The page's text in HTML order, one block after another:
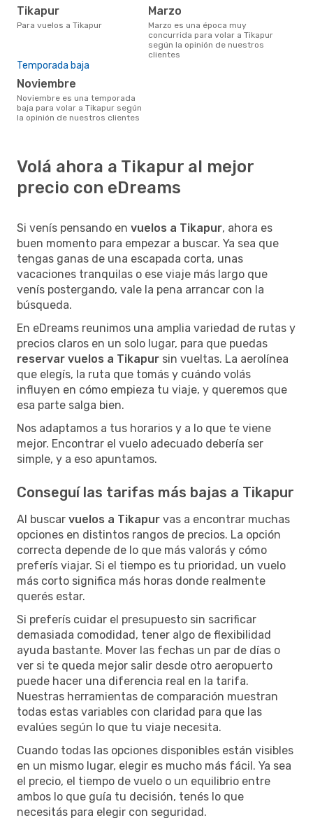
Tikapur
Para vuelos a Tikapur
marzo
marzo es una época muy
concurrida para volar a Tikapur
según la opinión de nuestros
clientes
Temporada baja
noviembre
noviembre es una temporada
baja para volar a Tikapur según
la opinión de nuestros clientes
Volá ahora a Tikapur al mejor
precio con eDreams
Si venís pensando en vuelos a Tikapur, ahora es
buen momento para empezar a buscar. Ya sea que
tengas ganas de una escapada corta, unas
vacaciones tranquilas o ese viaje más largo que
venís postergando, vale la pena arrancar con la
búsqueda.
En eDreams reunimos una amplia variedad de rutas y
precios claros en un solo lugar, para que puedas
reservar vuelos a Tikapur sin vueltas. La aerolínea
que elegís, la ruta que tomás y cuándo volás
influyen en cómo empieza tu viaje, y queremos que
esa parte salga bien.
Nos adaptamos a tus horarios y a lo que te viene
mejor. Encontrar el vuelo adecuado debería ser
simple, y a eso apuntamos.
Conseguí las tarifas más bajas a Tikapur
Al buscar vuelos a Tikapur vas a encontrar muchas
opciones en distintos rangos de precios. La opción
correcta depende de lo que más valorás y cómo
preferís viajar. Si el tiempo es tu prioridad, un vuelo
más corto significa más horas donde realmente
querés estar.
Si preferís cuidar el presupuesto sin sacrificar
demasiada comodidad, tener algo de flexibilidad
ayuda bastante. Mover las fechas un par de días o
ver si te queda mejor salir desde otro aeropuerto
puede hacer una diferencia real en la tarifa.
Nuestras herramientas de comparación muestran
todas estas variables con claridad para que las
evalúes según lo que tu viaje necesita.
Cuando todas las opciones disponibles están visibles
en un mismo lugar, elegir es mucho más fácil. Ya sea
el precio, el tiempo de vuelo o un equilibrio entre
ambos lo que guía tu decisión, tenés lo que
necesitás para elegir con seguridad.